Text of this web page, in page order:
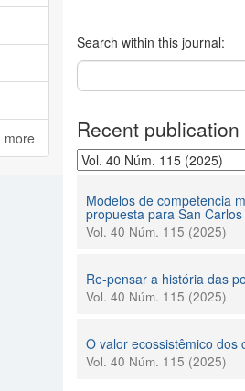
Search within this journal:
Recent publication
Modelos de competencia
propuesta para San
Vol. 40 Núm. 115 (2025)
Re-pensar a história das
Vol. 40 Núm. 115 (2025)
O valor ecossistêmico dos
Vol. 40 Núm. 115 (2025)
more